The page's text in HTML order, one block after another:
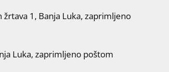
žrtava 1, Banja Luka, zaprimljeno
Luka, zaprimljeno poštom